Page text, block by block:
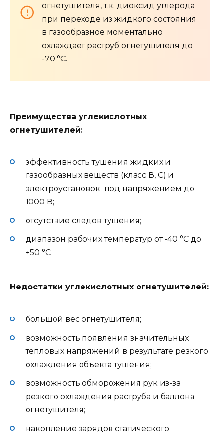
огнетушителя, т.к. диоксид углерода
при переходе из жидкого состояния
в газообразное моментально
охлаждает раструб огнетушителя до
-70 °С.
Преимущества углекислотных
огнетушителей:
эффективность тушения жидких и
газообразных веществ (класс В, С) и
электроустановок под напряжением до
1000 В;
отсутствие следов тушения;
диапазон рабочих температур от -40 °С до
+50 °С
Недостатки углекислотных огнетушителей:
большой вес огнетушителя;
возможность появления значительных
тепловых напряжений в результате резкого
охлаждения объекта тушения;
возможность обморожения рук из-за
резкого охлаждения раструба и баллона
огнетушителя;
накопление зарядов статического